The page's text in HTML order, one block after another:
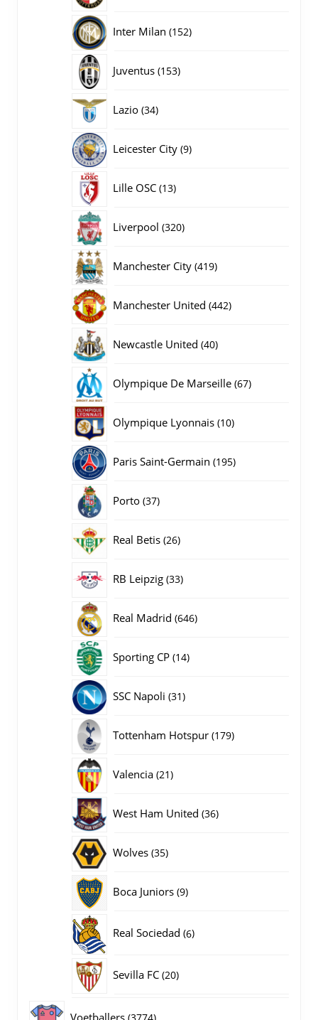
Inter Milan 152152
Juventus 153153
Lazio 3434
Leicester City 99
Lille OSC 1313
Liverpool 320320
Manchester City 419419
Manchester United 442442
Newcastle United 4040
Olympique De Marseille 6767
Olympique Lyonnais 1010
Paris Saint-Germain 195195
Porto 3737
Real Betis 2626
RB Leipzig 3333
Real Madrid 646646
Sporting CP 1414
SSC Napoli 3131
Tottenham Hotspur 179179
Valencia 2121
West Ham United 3636
Wolves 3535
Boca Juniors 99
Real Sociedad 66
Sevilla FC 2020
Voetballers 3774